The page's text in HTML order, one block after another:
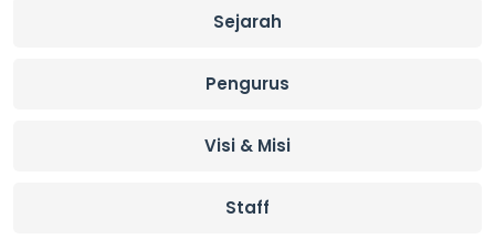
Sejarah
Pengurus
Visi & Misi
Staff